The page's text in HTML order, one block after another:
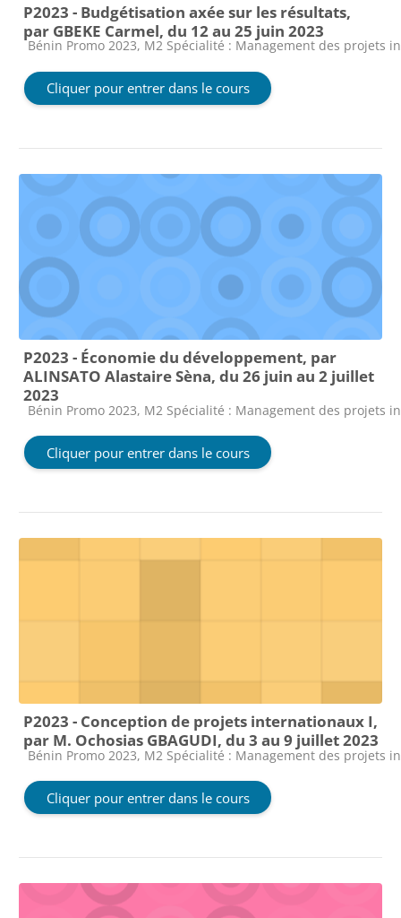
P2023 - Budgétisation axée sur les résultats,
par GBEKE Carmel, du 12 au 25 juin 2023
Catégorie de cours
Bénin Promo 2023, M2 Spécialité : Management des projets
Cliquer pour entrer dans le cours
P2023 - Économie du développement, par
ALINSATO Alastaire Sèna, du 26 juin au 2 juillet
2023
Catégorie de cours
Bénin Promo 2023, M2 Spécialité : Management des projets
Cliquer pour entrer dans le cours
P2023 - Conception de projets internationaux I,
par M. Ochosias GBAGUDI, du 3 au 9 juillet 2023
Catégorie de cours
Bénin Promo 2023, M2 Spécialité : Management des projets
Cliquer pour entrer dans le cours